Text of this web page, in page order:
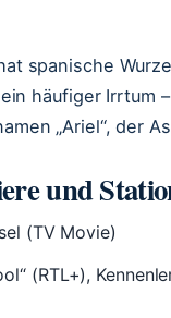
spanische
häufiger Irrtum
„Ariel“, der
und
(TV Movie)
(RTL+),